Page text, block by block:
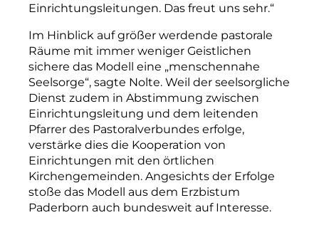
Einrichtungsleitungen. Das freut uns sehr.“
Im Hinblick auf größer werdende pastorale
Räume mit immer weniger Geistlichen
sichere das Modell eine „menschennahe
Seelsorge“, sagte Nolte. Weil der seelsorgliche
Dienst zudem in Abstimmung zwischen
Einrichtungsleitung und dem leitenden
Pfarrer des Pastoralverbundes erfolge,
verstärke dies die Kooperation von
Einrichtungen mit den örtlichen
Kirchengemeinden. Angesichts der Erfolge
stoße das Modell aus dem Erzbistum
Paderborn auch bundesweit auf Interesse.